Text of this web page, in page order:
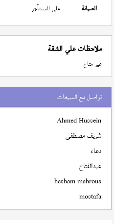
الصيانة
على المستأجر
ملاحظات علي الشقة
غير متاح
تواصل مع المبيعات
Ahmed Hussein
شريف مصطفى
دعاء
عبدالفتاح
hesham mahrous
mostafa